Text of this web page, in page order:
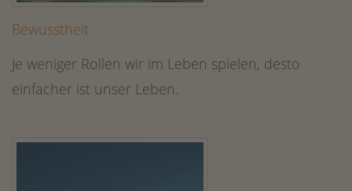
Bewusstheit
Je weniger Rollen wir im Leben spielen, desto
einfacher ist unser Leben.